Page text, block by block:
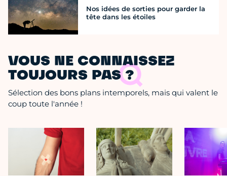
Nos idées de sorties pour garder la
tête dans les étoiles
VOUS NE CONNAISSEZ
TOUJOURS PAS ?
Sélection des bons plans intemporels, mais qui valent le
coup toute l'année !